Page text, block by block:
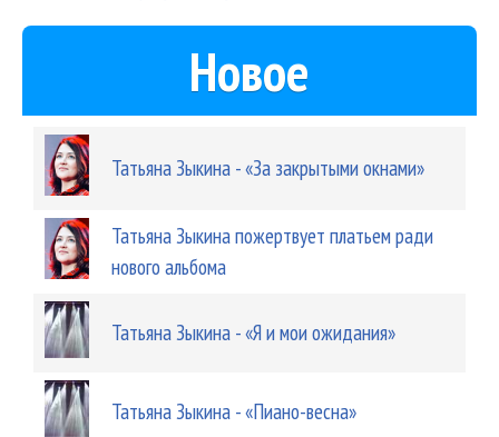
Новое
Татьяна Зыкина - «За закрытыми окнами»
Татьяна Зыкина пожертвует платьем ради
нового альбома
Татьяна Зыкина - «Я и мои ожидания»
Татьяна Зыкина - «Пиано-весна»